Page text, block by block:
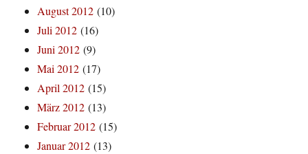
August 2012 (10)
Juli 2012 (16)
Juni 2012 (9)
Mai 2012 (17)
April 2012 (15)
März 2012 (13)
Februar 2012 (15)
Januar 2012 (13)